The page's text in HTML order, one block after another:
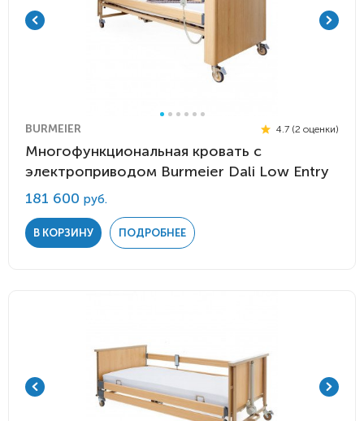
BURMEIER 4.7 (2 оценки)
Многофункциональная кровать с
электроприводом Burmeier Dali Low Entry
181 600 руб.
В КОРЗИНУ ПОДРОБНЕЕ